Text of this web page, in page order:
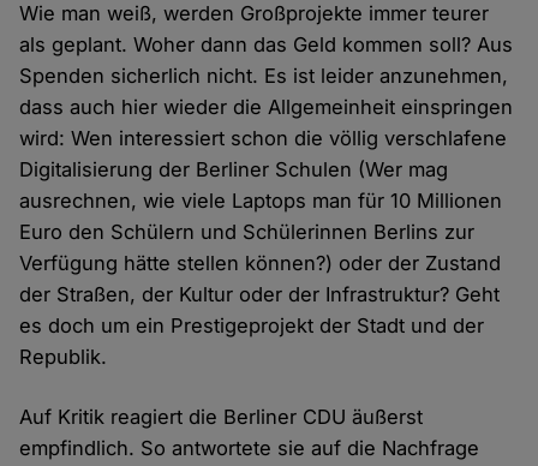
Wie man weiß, werden Großprojekte immer teurer
als geplant. Woher dann das Geld kommen soll? Aus
Spenden sicherlich nicht. Es ist leider anzunehmen,
dass auch hier wieder die Allgemeinheit einspringen
wird: Wen interessiert schon die völlig verschlafene
Digitalisierung der Berliner Schulen (Wer mag
ausrechnen, wie viele Laptops man für 10 Millionen
Euro den Schülern und Schülerinnen Berlins zur
Verfügung hätte stellen können?) oder der Zustand
der Straßen, der Kultur oder der Infrastruktur? Geht
es doch um ein Prestigeprojekt der Stadt und der
Republik.
Auf Kritik reagiert die Berliner CDU äußerst
empfindlich. So antwortete sie auf die Nachfrage